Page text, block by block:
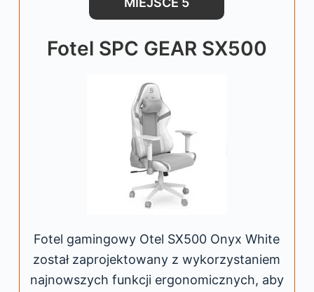
Fotel SPC GEAR SX500
Fotel gamingowy Otel SX500 Onyx White
został zaprojektowany z wykorzystaniem
najnowszych funkcji ergonomicznych, aby